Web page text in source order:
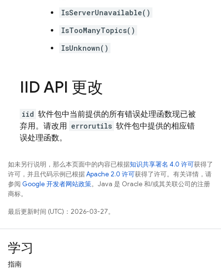
IsServerUnavailable()
IsTooManyTopics()
IsUnknown()
IID API 更改
iid 软件包中当前提供的所有错误处理函数现已被
弃用。请改用 errorutils 软件包中提供的相应错
误处理函数。
如未另行说明，那么本页面中的内容已根据知识共享署名 4.0 许可获得了
许可，并且代码示例已根据Apache 2.0 许可获得了许可。有关详情，请
参阅 Google 开发者网站政策。Java 是 Oracle 和/或其关联公司的注册
商标。
最后更新时间 (UTC)：2026-03-27。
学习
指南